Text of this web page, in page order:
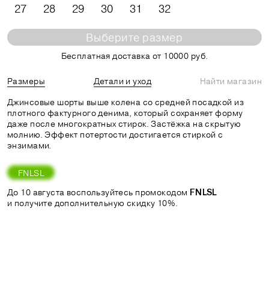
27 28 29 30 31 32
Выберите размер
Бесплатная доставка от 10000 руб.
Размеры Детали и уход
Найти магазин
Джинсовые шорты выше колена со средней посадкой из
плотного фактурного денима, который сохраняет форму
даже после многократных стирок. Застёжка на скрытую
молнию. Эффект потертости достигается стиркой с
энзимами.
FNLSL
До 10 августа воспользуйтесь промокодом FNLSL
и получите дополнительную скидку 10%.